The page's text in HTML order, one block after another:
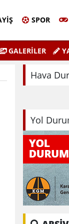
SPOR
İl Başkanı
Dolma
GALERİLER
Hava
Yol